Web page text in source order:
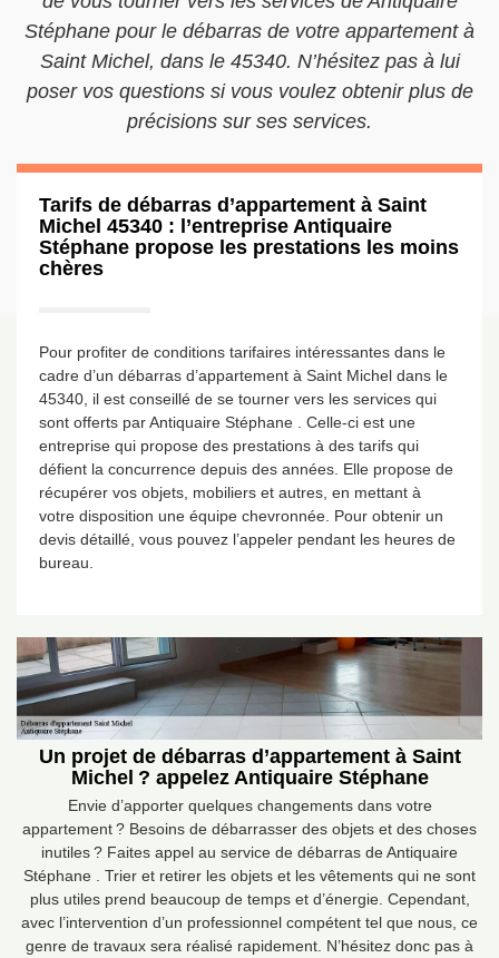
Stéphane pour le débarras de votre appartement à
Saint Michel, dans le 45340. N’hésitez pas à lui
poser vos questions si vous voulez obtenir plus de
précisions sur ses services.
Tarifs de débarras d’appartement à Saint
Michel 45340 : l’entreprise Antiquaire
Stéphane propose les prestations les moins
chères
Pour profiter de conditions tarifaires intéressantes dans le
cadre d’un débarras d’appartement à Saint Michel dans le
45340, il est conseillé de se tourner vers les services qui
sont offerts par Antiquaire Stéphane . Celle-ci est une
entreprise qui propose des prestations à des tarifs qui
défient la concurrence depuis des années. Elle propose de
récupérer vos objets, mobiliers et autres, en mettant à
votre disposition une équipe chevronnée. Pour obtenir un
devis détaillé, vous pouvez l’appeler pendant les heures de
bureau.
Un projet de débarras d’appartement à Saint
Michel ? appelez Antiquaire Stéphane
Envie d’apporter quelques changements dans votre
appartement ? Besoins de débarrasser des objets et des choses
inutiles ? Faites appel au service de débarras de Antiquaire
Stéphane . Trier et retirer les objets et les vêtements qui ne sont
plus utiles prend beaucoup de temps et d’énergie. Cependant,
avec l’intervention d’un professionnel compétent tel que nous, ce
genre de travaux sera réalisé rapidement. N’hésitez donc pas à